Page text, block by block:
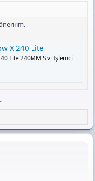
X 240 Lite
Lite 240MM Sıvı İşlemci